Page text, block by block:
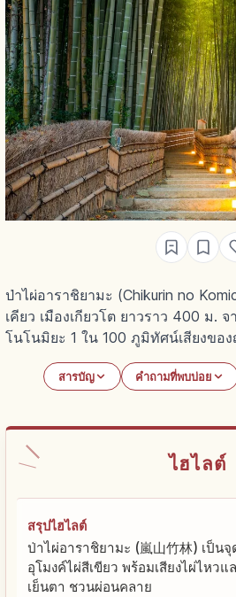
ป่าไผ่อาราชิยามะ (Chikurin no
เคียว เมืองเกียวโต ยาวราว 400 ม.
โนโนมิยะ 1 ใน 100 ภูมิทัศน์เสียงขอ
สารบัญ คำถามที่พบบ่อย
ไฮไลต์
สรุปไฮไลต์
ป่าไผ่อาราชิยามะ (嵐山竹林) เป็น
อุโมงค์ไผ่สีเขียว พร้อมเสียงไผ่ไหว
เย็นตา ชวนผ่อนคลาย